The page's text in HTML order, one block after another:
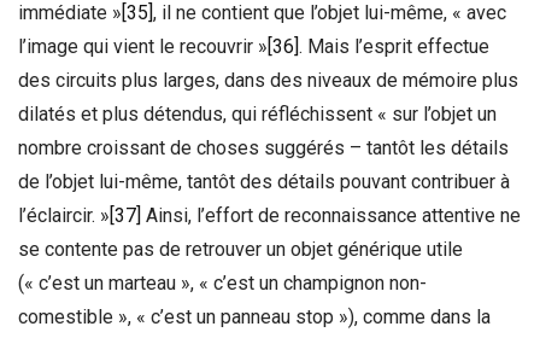
immédiate »[35], il ne contient que l’objet lui-même, « avec
l’image qui vient le recouvrir »[36]. Mais l’esprit effectue
des circuits plus larges, dans des niveaux de mémoire plus
dilatés et plus détendus, qui réfléchissent « sur l’objet un
nombre croissant de choses suggérés – tantôt les détails
de l’objet lui-même, tantôt des détails pouvant contribuer à
l’éclaircir. »[37] Ainsi, l’effort de reconnaissance attentive ne
se contente pas de retrouver un objet générique utile
(« c’est un marteau », « c’est un champignon non-
comestible », « c’est un panneau stop »), comme dans la